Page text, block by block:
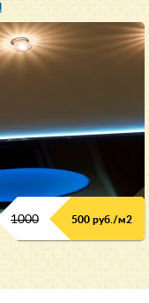
1000 500 руб./м2